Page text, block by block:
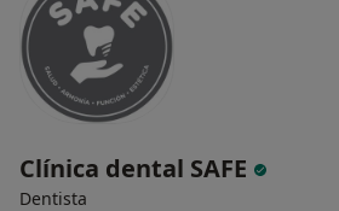
Clínica dental SAFE
Dentista